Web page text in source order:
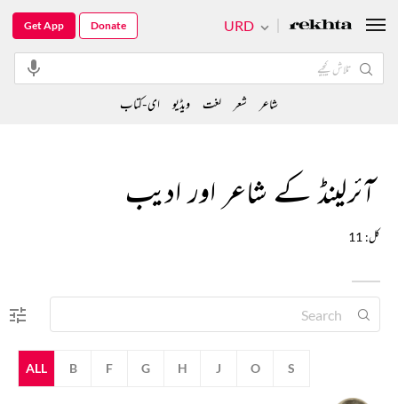
آئرلینڈ کے شاعر اور ادیب
کل: 11
ALL B F G H J O S
URD
Get App Donate
شاعر شعر لغت ویڈیو ای-کتاب